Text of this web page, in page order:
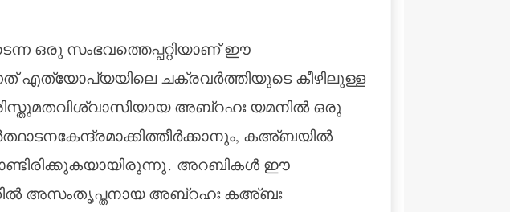
എത്യോപ്യയിലെ ചക്രവര്‍ത്തിയുടെ കീഴിലുള്ള
അബ്‌റഹഃ യമനില്‍ ഒരു
കഅ്ബയില്‍
അറബികള്‍ ഈ
അസംതൃപ്തനായ അബ്‌റഹഃ കഅ്ബഃ